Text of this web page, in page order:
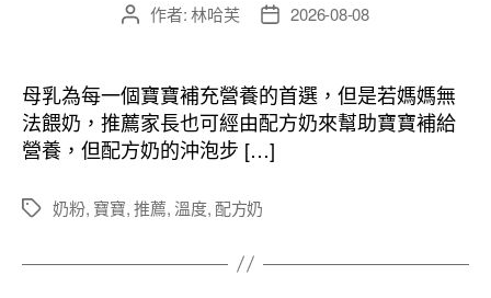
文
者
作者:林哈芙
文
佈
日
期
2026-08-08
母乳為每一個寶寶補充營養的首選，但是若媽媽無
法餵奶，推薦家長也可經由配方奶來幫助寶寶補給
營養，但配方奶的沖泡步 […]
標
奶粉, 寶寶,推薦,溫度,配方奶